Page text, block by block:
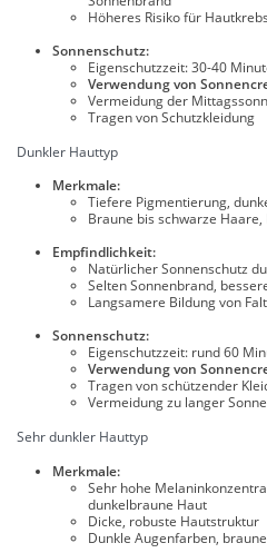
Höheres Risiko für Hautkrebs
Sonnenschutz:
Eigenschutzzeit: 30-40
Verwendung von
Vermeidung der
Tragen von Schutzkleidung
Dunkler Hauttyp
Merkmale:
Tiefere Pigmentierung,
Braune bis schwarze
Empfindlichkeit:
Natürlicher Sonnenschutz
Selten Sonnenbrand,
Langsamere Bildung von
Sonnenschutz:
Eigenschutzzeit: rund 60
Verwendung von
Tragen von schützender
Vermeidung zu langer
Sehr dunkler Hauttyp
Merkmale:
Sehr hohe
dunkelbraune Haut
Dicke, robuste Hautstruktur
Dunkle Augenfarben,